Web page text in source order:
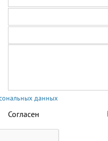
данных
Согласен